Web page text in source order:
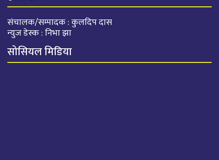
संचालक/सम्पादक : कुलदिप दास
न्युज डेस्क : निभा झा
सोसियल मिडिया